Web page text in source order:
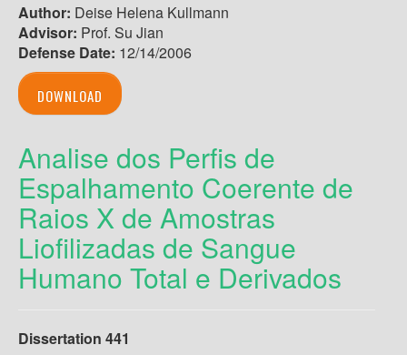
Author: Deise Helena Kullmann
Advisor: Prof. Su Jian
Defense Date: 12/14/2006
DOWNLOAD
Analise dos Perfis de
Espalhamento Coerente de
Raios X de Amostras
Liofilizadas de Sangue
Humano Total e Derivados
Dissertation 441